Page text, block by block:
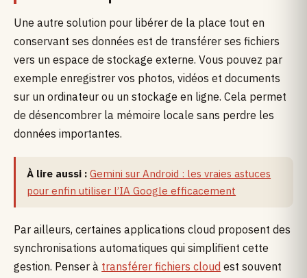
Une autre solution pour libérer de la place tout en
conservant ses données est de transférer ses fichiers
vers un espace de stockage externe. Vous pouvez par
exemple enregistrer vos photos, vidéos et documents
sur un ordinateur ou un stockage en ligne. Cela permet
de désencombrer la mémoire locale sans perdre les
données importantes.
À lire aussi : Gemini sur Android : les vraies astuces
pour enfin utiliser l’IA Google efficacement
Par ailleurs, certaines applications cloud proposent des
synchronisations automatiques qui simplifient cette
gestion. Penser à transférer fichiers cloud est souvent